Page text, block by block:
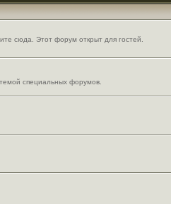
сюда. Этот форум открыт для гостей.
специальных форумов.